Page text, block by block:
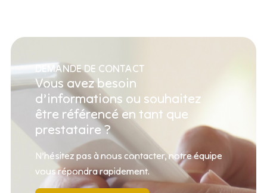
DEMANDE DE CONTACT
Vous avez besoin
d’informations ou souhaitez
être référencé en tant que
prestataire ?
N’hésitez pas à nous contacter, notre équipe
vous répondra rapidement.